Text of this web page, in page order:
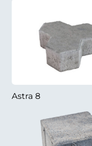
Astra 8